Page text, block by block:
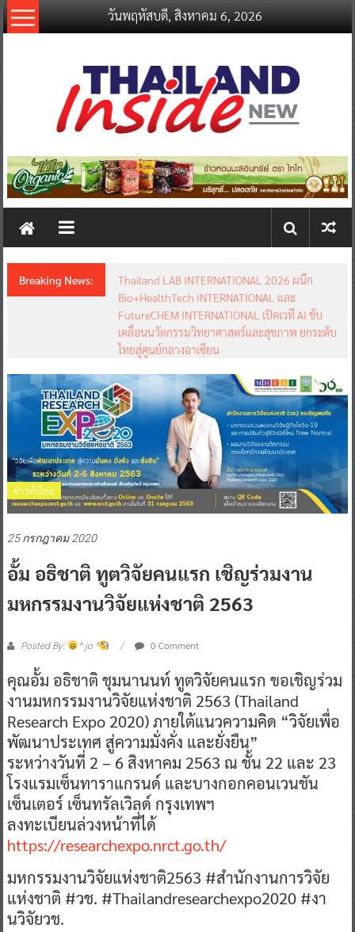
Skip
to
วันพฤหัสบดี, สิงหาคม 6, 2026
thailandinsidenew.com
Thailand
New
Breaking News:
Thailand LAB INTERNATIONAL 2026 ผนึก
Bio+HealthTech INTERNATIONAL และ
FutureCHEM INTERNATIONAL เปิดเวที AI ขับ
เคลื่อนนวัตกรรมวิทยาศาสตร์และสุขภาพ ยกระดับ
ไทยสู่ศูนย์กลางอาเซียน
ข่าวทั่วไทย
25 กรกฎาคม 2020
อั้ม อธิชาติ ทูตวิจัยคนแรก เชิญร่วมงาน
มหกรรมงานวิจัยแห่งชาติ 2563
Posted By: ^ jo ^ 0 Comment
คุณอั้ม อธิชาติ ชุมนานนท์ ทูตวิจัยคนแรก ขอเชิญร่วม
งานมหกรรมงานวิจัยแห่งชาติ 2563 (Thailand
Research Expo 2020) ภายใต้แนวความคิด “วิจัยเพื่อ
พัฒนาประเทศ สู่ความมั่งคั่ง และยั่งยืน”
ระหว่างวันที่ 2 – 6 สิงหาคม 2563 ณ ชั้น 22 และ 23
โรงแรมเซ็นทาราแกรนด์ และบางกอกคอนเวนชัน
เซ็นเตอร์ เซ็นทรัลเวิลด์ กรุงเทพฯ
ลงทะเบียนล่วงหน้าที่ได้
https://researchexpo.nrct.go.th/
มหกรรมงานวิจัยแห่งชาติ2563 #สำนักงานการวิจัย
แห่งชาติ #วช. #Thailandresearchexpo2020 #งา
นวิจัยวช.